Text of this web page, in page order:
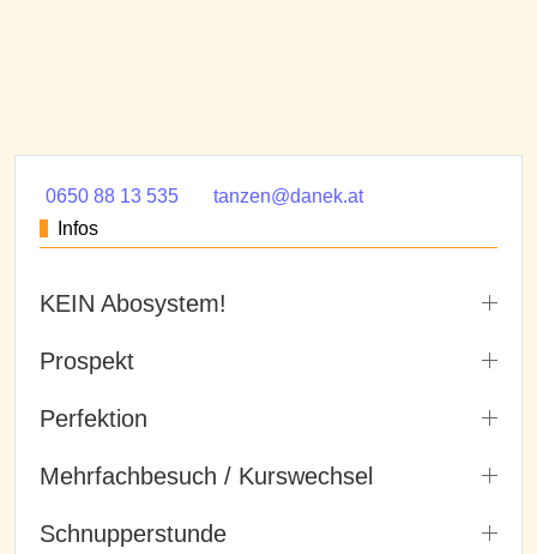
0650 88 13 535
tanzen@danek.at
Infos
KEIN Abosystem!
Prospekt
Perfektion
Mehrfachbesuch / Kurswechsel
Schnupperstunde